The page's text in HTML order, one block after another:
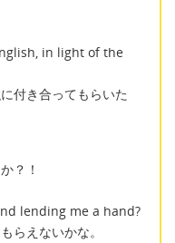
in light of the
付き合ってもらいた
？！
lending me a hand?
らえないかな。